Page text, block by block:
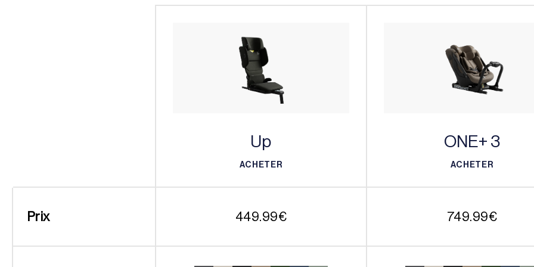
Up
ACHETER
ONE+ 3
ACHETER
Prix 449.99€ 749.99€